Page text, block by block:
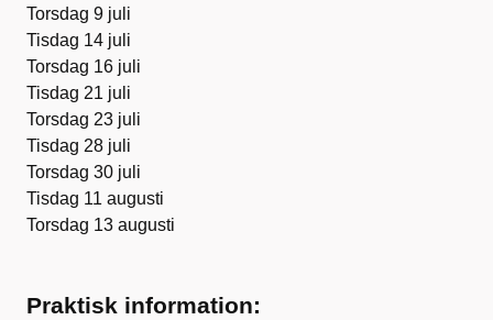
Torsdag 9 juli
Tisdag 14 juli
Torsdag 16 juli
Tisdag 21 juli
Torsdag 23 juli
Tisdag 28 juli
Torsdag 30 juli
Tisdag 11 augusti
Torsdag 13 augusti
Praktisk information: